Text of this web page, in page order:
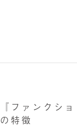
ファンクショ
特徴